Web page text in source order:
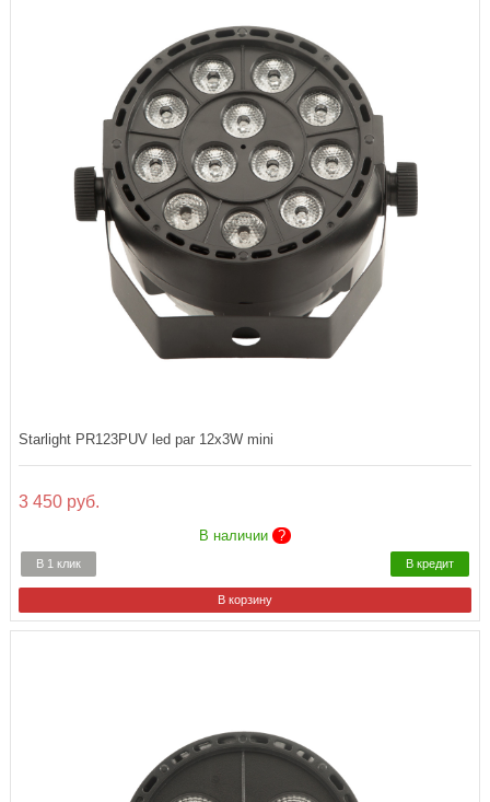
Starlight PR123PUV led par 12x3W mini
3 450 руб.
В наличии ?
В 1 клик В кредит